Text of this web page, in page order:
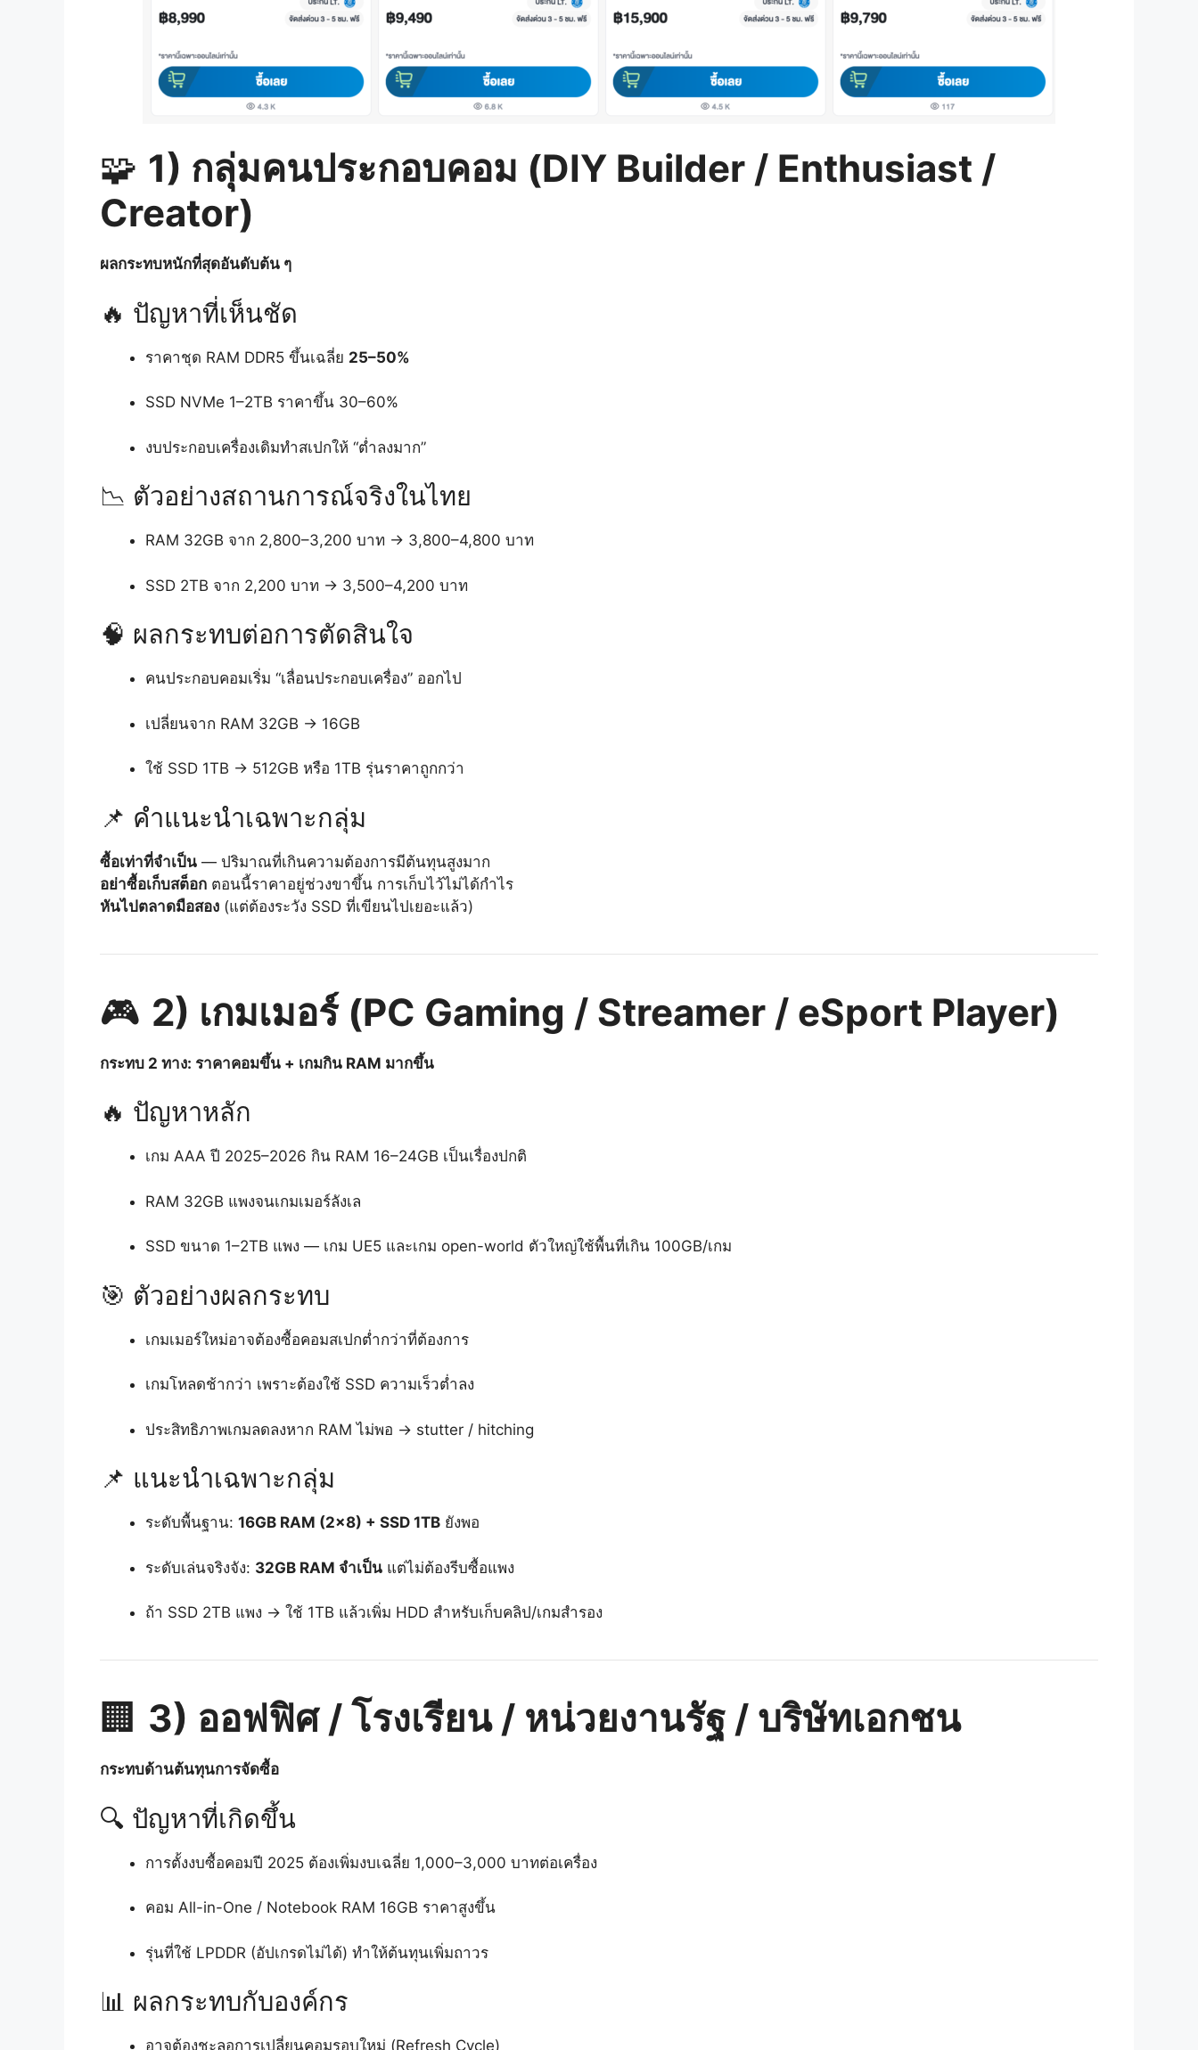
🧩 1) กลุ่มคนประกอบคอม (DIY Builder / Enthusiast /
Creator)
ผลกระทบหนักที่สุดอันดับต้น ๆ
🔥 ปัญหาที่เห็นชัด
ราคาชุด RAM DDR5 ขึ้นเฉลี่ย 25–50%
SSD NVMe 1–2TB ราคาขึ้น 30–60%
งบประกอบเครื่องเดิมทำสเปกให้ “ต่ำลงมาก”
📉 ตัวอย่างสถานการณ์จริงในไทย
RAM 32GB จาก 2,800–3,200 บาท → 3,800–4,800 บาท
SSD 2TB จาก 2,200 บาท → 3,500–4,200 บาท
🧠 ผลกระทบต่อการตัดสินใจ
คนประกอบคอมเริ่ม “เลื่อนประกอบเครื่อง” ออกไป
เปลี่ยนจาก RAM 32GB → 16GB
ใช้ SSD 1TB → 512GB หรือ 1TB รุ่นราคาถูกกว่า
📌 คำแนะนำเฉพาะกลุ่ม
ซื้อเท่าที่จำเป็น — ปริมาณที่เกินความต้องการมีต้นทุนสูงมาก
อย่าซื้อเก็บสต็อก ตอนนี้ราคาอยู่ช่วงขาขึ้น การเก็บไว้ไม่ได้กำไร
หันไปตลาดมือสอง (แต่ต้องระวัง SSD ที่เขียนไปเยอะแล้ว)
🎮 2) เกมเมอร์ (PC Gaming / Streamer / eSport Player)
กระทบ 2 ทาง: ราคาคอมขึ้น + เกมกิน RAM มากขึ้น
🔥 ปัญหาหลัก
เกม AAA ปี 2025–2026 กิน RAM 16–24GB เป็นเรื่องปกติ
RAM 32GB แพงจนเกมเมอร์ลังเล
SSD ขนาด 1–2TB แพง — เกม UE5 และเกม open-world ตัวใหญ่ใช้พื้นที่เกิน 100GB/เกม
🎯 ตัวอย่างผลกระทบ
เกมเมอร์ใหม่อาจต้องซื้อคอมสเปกต่ำกว่าที่ต้องการ
เกมโหลดช้ากว่า เพราะต้องใช้ SSD ความเร็วต่ำลง
ประสิทธิภาพเกมลดลงหาก RAM ไม่พอ → stutter / hitching
📌 แนะนำเฉพาะกลุ่ม
ระดับพื้นฐาน: 16GB RAM (2×8) + SSD 1TB ยังพอ
ระดับเล่นจริงจัง: 32GB RAM จำเป็น แต่ไม่ต้องรีบซื้อแพง
ถ้า SSD 2TB แพง → ใช้ 1TB แล้วเพิ่ม HDD สำหรับเก็บคลิป/เกมสำรอง
🏢 3) ออฟฟิศ / โรงเรียน / หน่วยงานรัฐ / บริษัทเอกชน
กระทบด้านต้นทุนการจัดซื้อ
🔍 ปัญหาที่เกิดขึ้น
การตั้งงบซื้อคอมปี 2025 ต้องเพิ่มงบเฉลี่ย 1,000–3,000 บาทต่อเครื่อง
คอม All-in-One / Notebook RAM 16GB ราคาสูงขึ้น
รุ่นที่ใช้ LPDDR (อัปเกรดไม่ได้) ทำให้ต้นทุนเพิ่มถาวร
📊 ผลกระทบกับองค์กร
อาจต้องชะลอการเปลี่ยนคอมรอบใหม่ (Refresh Cycle)